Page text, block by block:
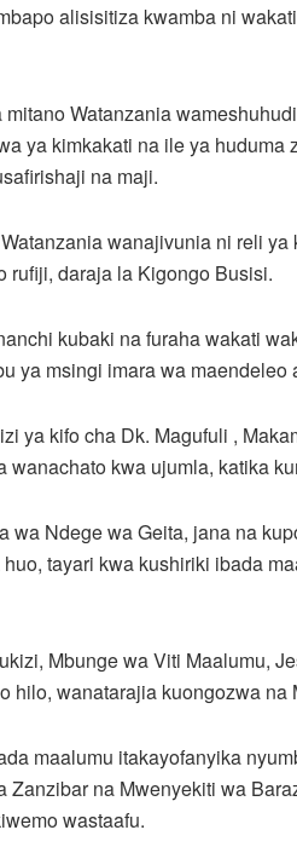
alisisitiza kwamba ni
Watanzania
ya kimkakati na ile ya huduma
na maji.
wanajivunia ni reli
rufiji, daraja la Kigongo Busisi.
kubaki na furaha wakati
ya msingi imara wa maendeleo
ya kifo cha Dk. Magufuli ,
wanachato kwa ujumla, katika
wa Ndege wa Geita, jana na
tayari kwa kushiriki ibada
Mbunge wa Viti Maalumu,
hilo, wanatarajia kuongozwa
maalumu itakayofanyika
Zanzibar na Mwenyekiti wa
wastaafu.